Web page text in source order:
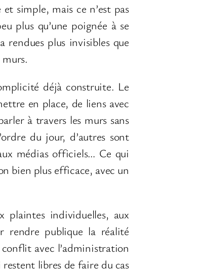
simple, mais ce n’est pas
plus qu’une poignée à se
rendues plus invisibles que
déjà construite. Le
en place, de liens avec
à travers les murs sans
du jour, d’autres sont
médias officiels… Ce qui
bien plus efficace, avec un
plaintes individuelles, aux
rendre publique la réalité
avec l’administration
libres de faire du cas